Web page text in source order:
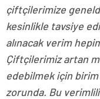
çiftçilerimize
kesinlikle tavsiye
alınacak verim
Çiftçilerimiz artan
edebilmek için
zorunda. Bu